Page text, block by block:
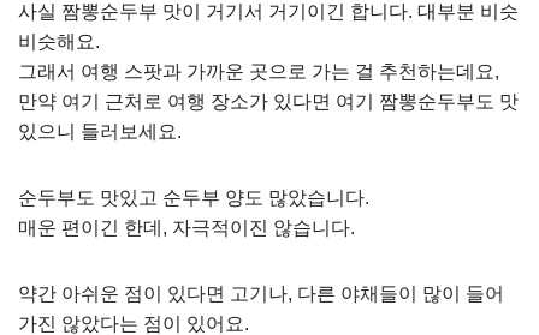
사실 짬뽕순두부 맛이 거기서 거기이긴 합니다. 대부분 비슷
비슷해요.
그래서 여행 스팟과 가까운 곳으로 가는 걸 추천하는데요,
만약 여기 근처로 여행 장소가 있다면 여기 짬뽕순두부도 맛
있으니 들러보세요.
순두부도 맛있고 순두부 양도 많았습니다.
매운 편이긴 한데, 자극적이진 않습니다.
약간 아쉬운 점이 있다면 고기나, 다른 야채들이 많이 들어
가진 않았다는 점이 있어요.